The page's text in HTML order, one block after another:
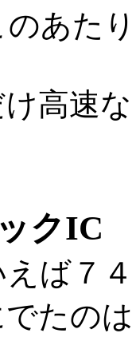
のあた
高速
クIC
ば７
たの